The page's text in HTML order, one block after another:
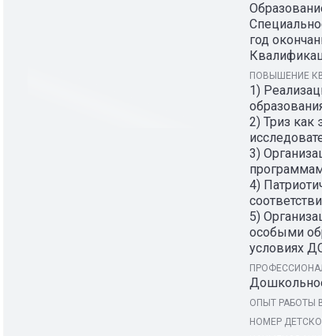
год
ПОВЫШЕНИЕ
1)
2) Триз как
3)
4)
5)
особыми
условиях
ОПЫТ РАБОТЫ
НОМЕР